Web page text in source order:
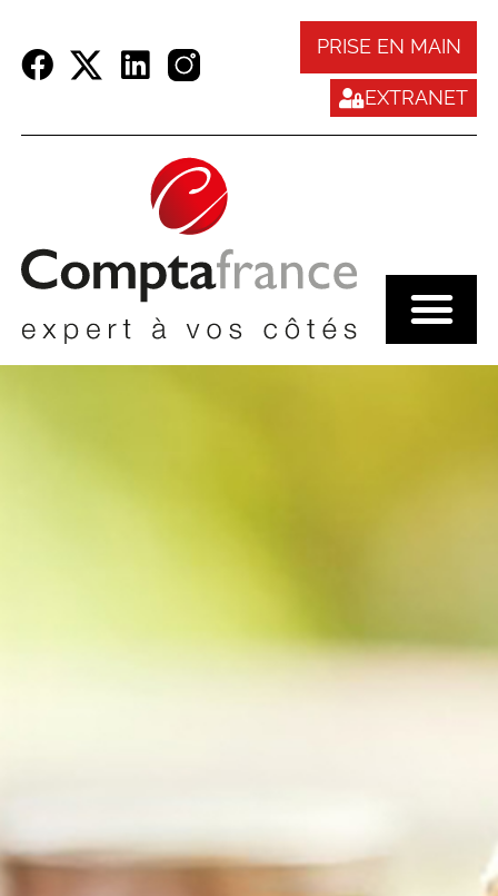
PRISE EN MAIN
EXTRANET